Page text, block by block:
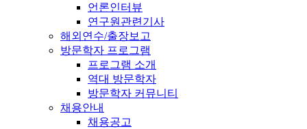
언론인터뷰
연구원관련기사
해외연수/출장보고
방문학자 프로그램
프로그램 소개
역대 방문학자
방문학자 커뮤니티
채용안내
채용공고